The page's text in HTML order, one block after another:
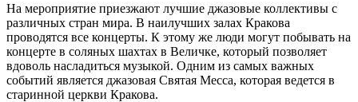
На мероприятие приезжают лучшие джазовые коллективы с
различных стран мира. В наилучших залах Кракова
проводятся все концерты. К этому же люди могут побывать на
концерте в соляных шахтах в Величке, который позволяет
вдоволь насладиться музыкой. Одним из самых важных
событий является джазовая Святая Месса, которая ведется в
старинной церкви Кракова.